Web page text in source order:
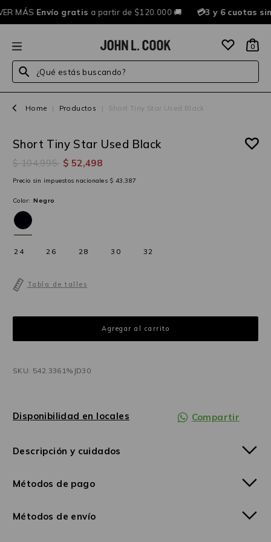
MÁS Envío gratis a partir de $120.000 🚚 💳3 y 6 cuotas
0
¿Qué estás buscando?
Home | Productos | Short Tiny Star Used Black
50%OFF
Short Tiny Star Used Black
$ 104,995 $ 52,498
Precio sin impuestos nacionales $ 43,387
Color: Negro
24 26 28 30 32
Tabla de talles
SKU: 542.3361%JD30
Disponibilidad en locales Compartir
Descripción y cuidados
Métodos de pago
Métodos de envío